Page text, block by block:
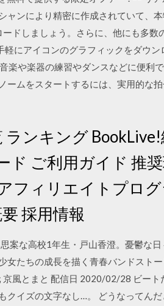
ンにより精密に作成されていて、
ドしましょう。さらに、他にも多数
にアイコンのグラフィックをダウン
楽や楽器の練習やダンスなどに便利
ムをスタートするには、実用的な
ンキング
ご利用ガイド 推
フィリエイトプログ
採用情報
案な高校1年生・戸山香澄。憂鬱な
たちの成長を描く青春バンドスト
風とまと 配信日 2020/02/28 ビー
クイズの文字なし…。 どうなってん